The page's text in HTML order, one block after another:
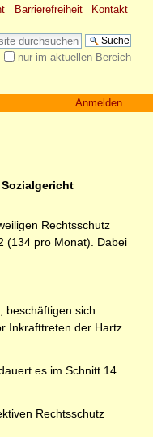
Barrierefreiheit Kontakt
durchsuchen
nur im aktuellen Bereich
Anmelden
Rechtsschutz
(134 pro Monat). Dabei
beschäftigen sich
Inkrafttreten der Hartz
es im Schnitt 14
Rechtsschutz